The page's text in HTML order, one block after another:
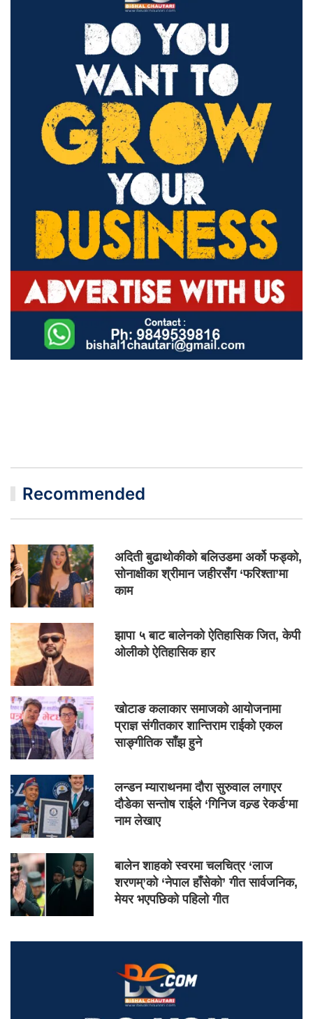
Recommended
अदिती बुढाथोकीको बलिउडमा अर्को फड्को,
सोनाक्षीका श्रीमान जहीरसँग ‘फरिश्ता’मा
काम
झापा ५ बाट बालेनको ऐतिहासिक जित, केपी
ओलीको ऐतिहासिक हार
खोटाङ कलाकार समाजको आयोजनामा
प्राज्ञ संगीतकार शान्तिराम राईको एकल
साङ्गीतिक साँझ हुने
लन्डन म्याराथनमा दौरा सुरुवाल लगाएर
दौडेका सन्तोष राईले ‘गिनिज वल्र्ड रेकर्ड’मा
नाम लेखाए
बालेन शाहको स्वरमा चलचित्र ‘लाज
शरणम्’को ‘नेपाल हाँसेको’ गीत सार्वजनिक,
मेयर भएपछिको पहिलो गीत